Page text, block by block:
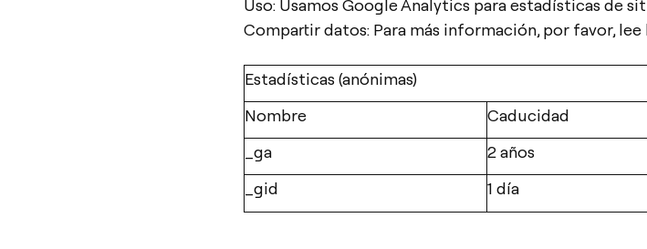
Compartir datos: Para más información, por favor, lee
Estadísticas (anónimas)
Nombre
Caducidad
_ga
2 años
_gid
1 día